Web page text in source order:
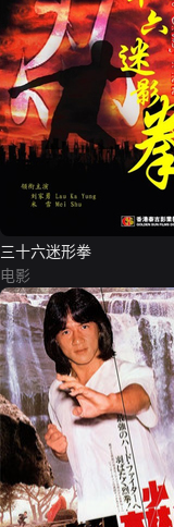
三十六迷形拳
电影